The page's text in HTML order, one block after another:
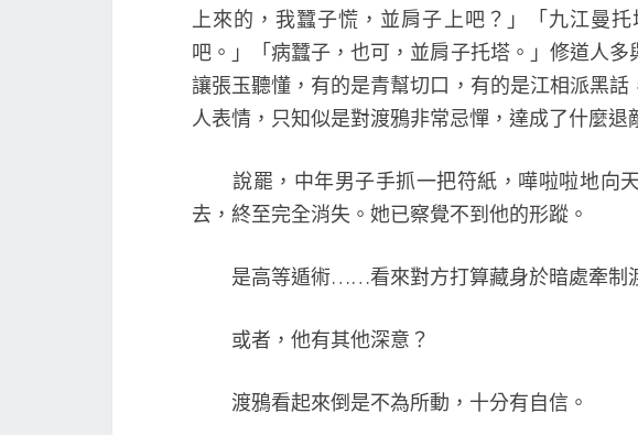
上來的，我蠶子慌，並肩子上吧？」「九江曼
吧。」「病蠶子，也可，並肩子托塔。」修道人
讓張玉聽懂，有的是青幫切口，有的是江相派黑
人表情，只知似是對渡鴉非常忌憚，達成了什麼退
說罷，中年男子手抓一把符紙，嘩啦啦地向
去，終至完全消失。她已察覺不到他的形蹤。
是高等遁術……看來對方打算藏身於暗處牽制
或者，他有其他深意？
渡鴉看起來倒是不為所動，十分有自信。